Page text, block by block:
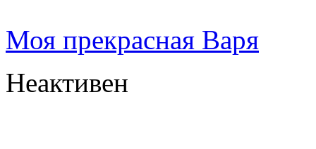
Моя прекрасная Варя
Неактивен